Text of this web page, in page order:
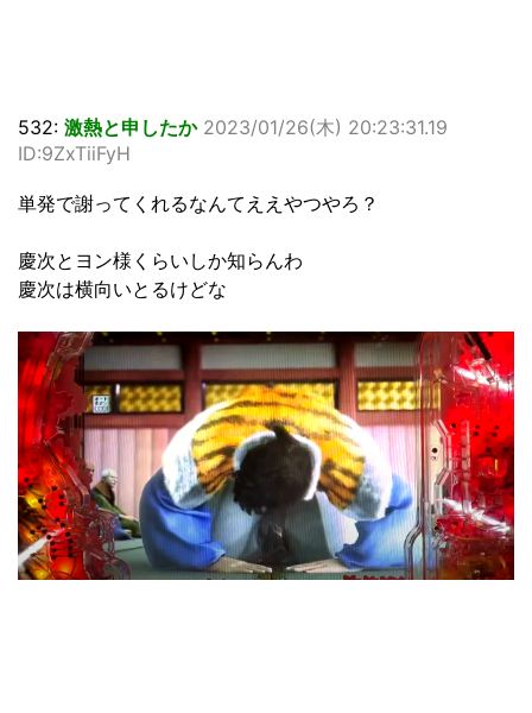
532: 激熱と申したか 2023/01/26(木) 20:23:31.19
ID:9ZxTiiFyH
単発で謝ってくれるなんてええやつやろ？
慶次とヨン様くらいしか知らんわ
慶次は横向いとるけどな